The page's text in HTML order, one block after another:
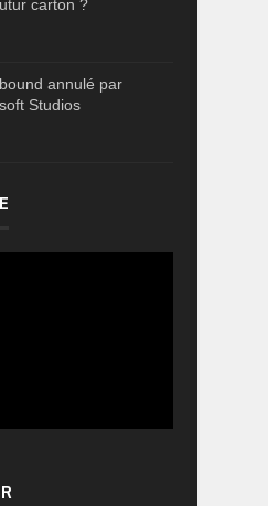
carton ?
annulé par
Studios